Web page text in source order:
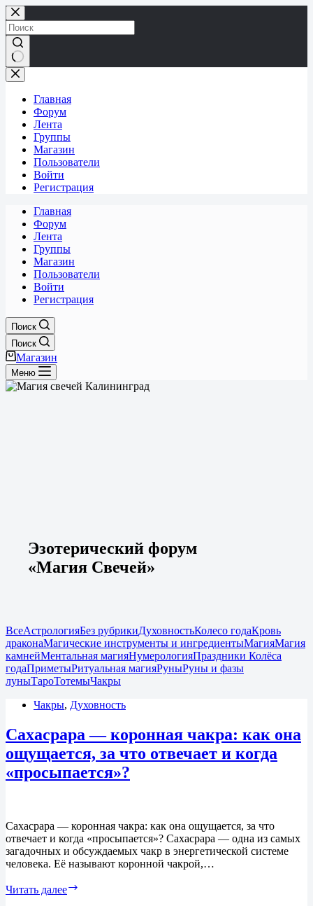
Перейти
к
сути
Ничего
не
найденоГлавная
Форум
Лента
Группы
Магазин
Пользователи
Войти
Регистрация
Главная
Форум
Лента
Группы
Магазин
Пользователи
Войти
Регистрация
Поиск
Поиск
Магазин
Меню
Эзотерический форум
«Магия Cвечей»
ВсеАстрологияБез рубрикиДуховностьКолесо годаКровь
драконаМагические инструменты и ингредиентыМагияМагия
камнейМентальная магияНумерологияПраздники Колёса
годаПриметыРитуальная магияРуныРуны и фазы
луныТароТотемыЧакры
Чакры, Духовность
Сахасрара — коронная чакра: как она
ощущается, за что отвечает и когда
«просыпается»?
Сахасрара — коронная чакра: как она ощущается, за что
отвечает и когда «просыпается»? Сахасрара — одна из самых
загадочных и обсуждаемых чакр в энергетической системе
человека. Её называют коронной чакрой,…
Читать далее